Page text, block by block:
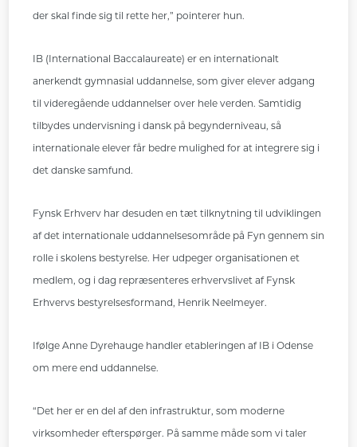
der skal finde sig til rette her,” pointerer hun.
IB (International Baccalaureate) er en internationalt
anerkendt gymnasial uddannelse, som giver elever adgang
til videregående uddannelser over hele verden. Samtidig
tilbydes undervisning i dansk på begynderniveau, så
internationale elever får bedre mulighed for at integrere sig i
det danske samfund.
Fynsk Erhverv har desuden en tæt tilknytning til udviklingen
af det internationale uddannelsesområde på Fyn gennem sin
rolle i skolens bestyrelse. Her udpeger organisationen et
medlem, og i dag repræsenteres erhvervslivet af Fynsk
Erhvervs bestyrelsesformand, Henrik Neelmeyer.
Ifølge Anne Dyrehauge handler etableringen af IB i Odense
om mere end uddannelse.
“Det her er en del af den infrastruktur, som moderne
virksomheder efterspørger. På samme måde som vi taler